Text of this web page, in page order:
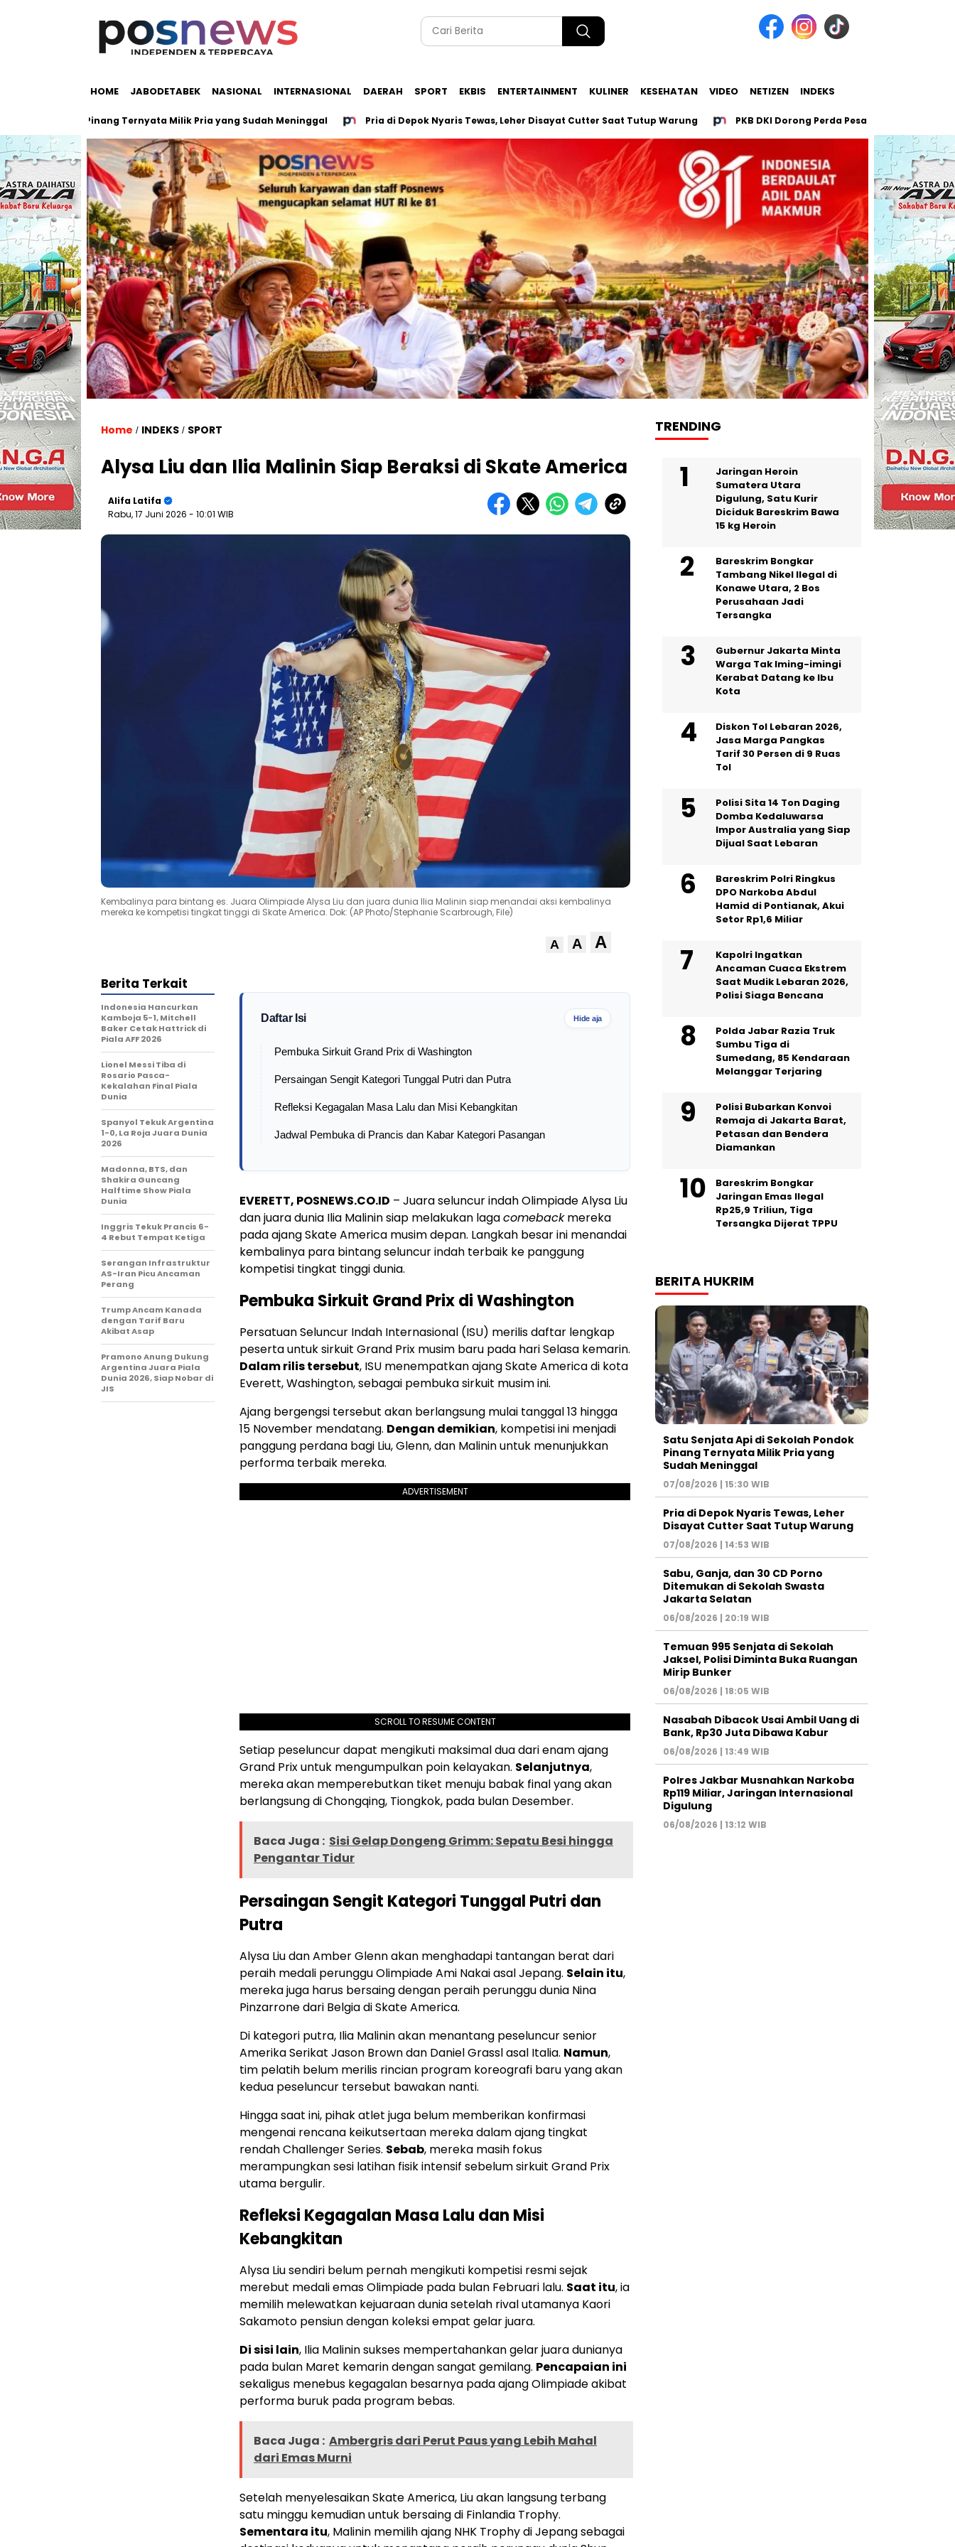
HOME JABODETABEK NASIONAL INTERNASIONAL DAERAH SPORT EKBIS ENTERTAINMENT KULINER KESEHATAN VIDEO NETIZEN INDEKS
Pinang Ternyata Milik Pria yang Sudah Meninggal Pria di Depok Nyaris Tewas, Leher Disayat Cutter Saat Tutup Warung PKB DKI Dorong Perda Pesantren untuk 107 Pesantren
Home / INDEKS / SPORT
Alysa Liu dan Ilia Malinin Siap Beraksi di Skate America
Alifa Latifa
Rabu, 17 Juni 2026 - 10:01 WIB
Kembalinya para bintang es. Juara Olimpiade Alysa Liu dan juara dunia Ilia Malinin siap menandai aksi kembalinya
mereka ke kompetisi tingkat tinggi di Skate America. Dok: (AP Photo/Stephanie Scarbrough, File)
A A A
Daftar Isi Hide aja
Pembuka Sirkuit Grand Prix di Washington
Persaingan Sengit Kategori Tunggal Putri dan Putra
Refleksi Kegagalan Masa Lalu dan Misi Kebangkitan
Jadwal Pembuka di Prancis dan Kabar Kategori Pasangan
EVERETT, POSNEWS.CO.ID – Juara seluncur indah Olimpiade Alysa Liu
dan juara dunia Ilia Malinin siap melakukan lagacomebackmereka
pada ajang Skate America musim depan. Langkah besar ini menandai
kembalinya para bintang seluncur indah terbaik ke panggung
kompetisi tingkat tinggi dunia.
Pembuka Sirkuit Grand Prix di Washington
Persatuan Seluncur Indah Internasional (ISU) merilis daftar lengkap
peserta untuk sirkuit Grand Prix musim baru pada hari Selasa kemarin.
Dalam rilis tersebut, ISU menempatkan ajang Skate America di kota
Everett, Washington, sebagai pembuka sirkuit musim ini.
Ajang bergengsi tersebut akan berlangsung mulai tanggal 13 hingga
15 November mendatang. Dengan demikian, kompetisi ini menjadi
panggung perdana bagi Liu, Glenn, dan Malinin untuk menunjukkan
performa terbaik mereka.
ADVERTISEMENT
SCROLL TO RESUME CONTENT
Setiap peseluncur dapat mengikuti maksimal dua dari enam ajang
Grand Prix untuk mengumpulkan poin kelayakan. Selanjutnya,
mereka akan memperebutkan tiket menuju babak final yang akan
berlangsung di Chongqing, Tiongkok, pada bulan Desember.
Baca Juga : Sisi Gelap Dongeng Grimm: Sepatu Besi hingga
Pengantar Tidur
Persaingan Sengit Kategori Tunggal Putri dan
Putra
Alysa Liu dan Amber Glenn akan menghadapi tantangan berat dari
peraih medali perunggu Olimpiade Ami Nakai asal Jepang. Selain itu,
mereka juga harus bersaing dengan peraih perunggu dunia Nina
Pinzarrone dari Belgia di Skate America.
Di kategori putra, Ilia Malinin akan menantang peseluncur senior
Amerika Serikat Jason Brown dan Daniel Grassl asal Italia. Namun,
tim pelatih belum merilis rincian program koreografi baru yang akan
kedua peseluncur tersebut bawakan nanti.
Hingga saat ini, pihak atlet juga belum memberikan konfirmasi
mengenai rencana keikutsertaan mereka dalam ajang tingkat
rendah Challenger Series. Sebab, mereka masih fokus
merampungkan sesi latihan fisik intensif sebelum sirkuit Grand Prix
utama bergulir.
Refleksi Kegagalan Masa Lalu dan Misi
Kebangkitan
Alysa Liu sendiri belum pernah mengikuti kompetisi resmi sejak
merebut medali emas Olimpiade pada bulan Februari lalu. Saat itu, ia
memilih melewatkan kejuaraan dunia setelah rival utamanya Kaori
Sakamoto pensiun dengan koleksi empat gelar juara.
Di sisi lain, Ilia Malinin sukses mempertahankan gelar juara dunianya
pada bulan Maret kemarin dengan sangat gemilang. Pencapaian ini
sekaligus menebus kegagalan besarnya pada ajang Olimpiade akibat
performa buruk pada program bebas.
Baca Juga : Ambergris dari Perut Paus yang Lebih Mahal
dari Emas Murni
Setelah menyelesaikan Skate America, Liu akan langsung terbang
satu minggu kemudian untuk bersaing di Finlandia Trophy.
Sementara itu, Malinin memilih ajang NHK Trophy di Jepang sebagai
Berita Terkait
Indonesia Hancurkan
Kamboja 5-1, Mitchell
Baker Cetak Hattrick di
Piala AFF 2026
Lionel Messi Tiba di
Rosario Pasca-
Kekalahan Final Piala
Dunia
Spanyol Tekuk Argentina
1-0, La Roja Juara Dunia
2026
Madonna, BTS, dan
Shakira Guncang
Halftime Show Piala
Dunia
Inggris Tekuk Prancis 6-
4 Rebut Tempat Ketiga
Serangan Infrastruktur
AS-Iran Picu Ancaman
Perang
Trump Ancam Kanada
dengan Tarif Baru
Akibat Asap
Pramono Anung Dukung
Argentina Juara Piala
Dunia 2026, Siap Nobar di
JIS
TRENDING
Jaringan Heroin
Sumatera Utara
Digulung, Satu Kurir
Diciduk Bareskrim Bawa
15 kg Heroin
Bareskrim Bongkar
Tambang Nikel Ilegal di
Konawe Utara, 2 Bos
Perusahaan Jadi
Tersangka
Gubernur Jakarta Minta
Warga Tak Iming-imingi
Kerabat Datang ke Ibu
Kota
Diskon Tol Lebaran 2026,
Jasa Marga Pangkas
Tarif 30 Persen di 9 Ruas
Tol
Polisi Sita 14 Ton Daging
Domba Kedaluwarsa
Impor Australia yang Siap
Dijual Saat Lebaran
Bareskrim Polri Ringkus
DPO Narkoba Abdul
Hamid di Pontianak, Akui
Setor Rp1,6 Miliar
Kapolri Ingatkan
Ancaman Cuaca Ekstrem
Saat Mudik Lebaran 2026,
Polisi Siaga Bencana
Polda Jabar Razia Truk
Sumbu Tiga di
Sumedang, 85 Kendaraan
Melanggar Terjaring
Polisi Bubarkan Konvoi
Remaja di Jakarta Barat,
Petasan dan Bendera
Diamankan
Bareskrim Bongkar
Jaringan Emas Ilegal
Rp25,9 Triliun, Tiga
Tersangka Dijerat TPPU
BERITA HUKRIM
Satu Senjata Api di Sekolah Pondok
Pinang Ternyata Milik Pria yang
Sudah Meninggal
07/08/2026 | 15:30 WIB
Pria di Depok Nyaris Tewas, Leher
Disayat Cutter Saat Tutup Warung
07/08/2026 | 14:53 WIB
Sabu, Ganja, dan 30 CD Porno
Ditemukan di Sekolah Swasta
Jakarta Selatan
06/08/2026 | 20:19 WIB
Temuan 995 Senjata di Sekolah
Jaksel, Polisi Diminta Buka Ruangan
Mirip Bunker
06/08/2026 | 18:05 WIB
Nasabah Dibacok Usai Ambil Uang di
Bank, Rp30 Juta Dibawa Kabur
06/08/2026 | 13:49 WIB
Polres Jakbar Musnahkan Narkoba
Rp119 Miliar, Jaringan Internasional
Digulung
06/08/2026 | 13:12 WIB